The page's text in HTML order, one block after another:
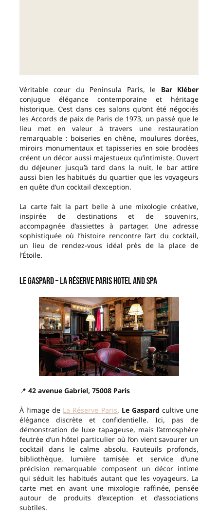
Véritable cœur du Peninsula Paris, le Bar Kléber
conjugue élégance contemporaine et héritage
historique. C’est dans ces salons qu’ont été négociés
les Accords de paix de Paris de 1973, un passé que le
lieu met en valeur à travers une restauration
remarquable : boiseries en chêne, moulures dorées,
miroirs monumentaux et tapisseries en soie brodées
créent un décor aussi majestueux qu’intimiste. Ouvert
du déjeuner jusqu’à tard dans la nuit, le bar attire
aussi bien les habitués du quartier que les voyageurs
en quête d’un cocktail d’exception.
La carte fait la part belle à une mixologie créative,
inspirée de destinations et de souvenirs,
accompagnée d’assiettes à partager. Une adresse
sophistiquée où l’histoire rencontre l’art du cocktail,
un lieu de rendez-vous idéal près de la place de
l’Étoile.
Le Gaspard – La Réserve Paris Hotel and Spa
📍 42 avenue Gabriel, 75008 Paris
À l’image de La Réserve Paris, Le Gaspard cultive une
élégance discrète et confidentielle. Ici, pas de
démonstration de luxe tapageuse, mais l’atmosphère
feutrée d’un hôtel particulier où l’on vient savourer un
cocktail dans le calme absolu. Fauteuils profonds,
bibliothèque, lumière tamisée et service d’une
précision remarquable composent un décor intime
qui séduit les habitués autant que les voyageurs. La
carte met en avant une mixologie raffinée, pensée
autour de produits d’exception et d’associations
subtiles.